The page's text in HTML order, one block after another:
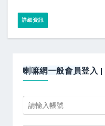
詳細資訊
喇嘛網一般會員登入 |